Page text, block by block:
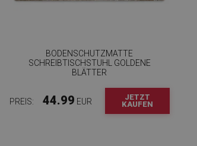
BODENSCHUTZMATTE
SCHREIBTISCHSTUHL GOLDENE
BLÄTTER
PREIS: 44.99 EUR
JETZT
KAUFEN